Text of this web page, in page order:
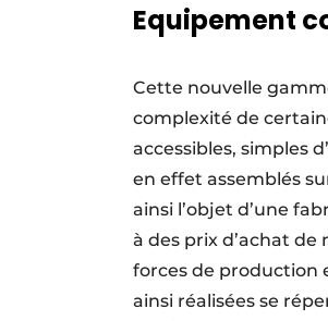
Equipement
Cette nouvelle
complexité de
accessibles, simples
en effet assemblés
ainsi l’objet d’une
à des prix d’achat
forces de production
ainsi réalisées se